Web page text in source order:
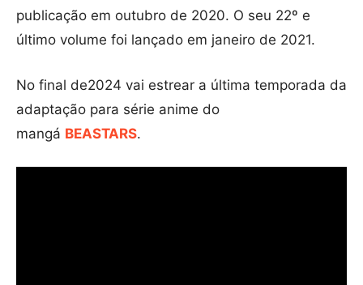
publicação em outubro de 2020. O seu 22º e
último volume foi lançado em janeiro de 2021.
No final de2024 vai estrear a última temporada da
adaptação para série anime do
mangá BEASTARS.